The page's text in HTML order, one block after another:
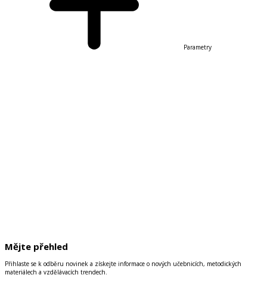
Parametry
Mějte přehled
Přihlaste se k odběru novinek a získejte informace o nových učebnicích, metodických
materiálech a vzdělávacích trendech.